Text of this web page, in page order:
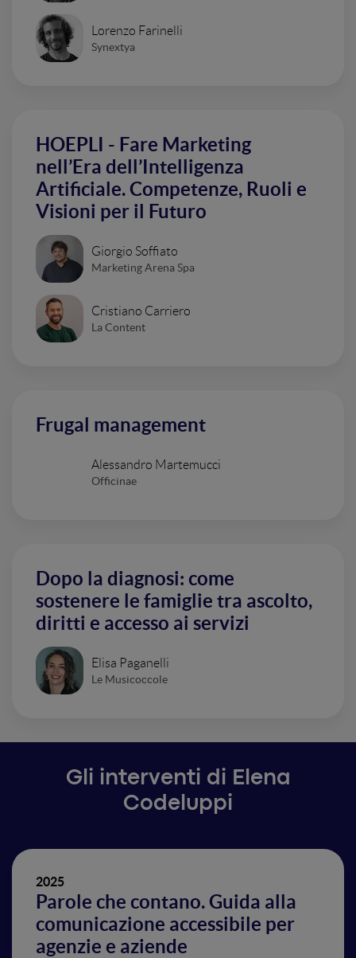
Lorenzo Farinelli
Synextya
HOEPLI - Fare Marketing
nell’Era dell’Intelligenza
Artificiale. Competenze, Ruoli e
Visioni per il Futuro
Giorgio Soffiato
Marketing Arena Spa
Cristiano Carriero
La Content
Frugal management
Alessandro Martemucci
Officinae
Dopo la diagnosi: come
sostenere le famiglie tra ascolto,
diritti e accesso ai servizi
Elisa Paganelli
Le Musicoccole
Gli interventi di Elena
Codeluppi
2025
Parole che contano. Guida alla
comunicazione accessibile per
agenzie e aziende